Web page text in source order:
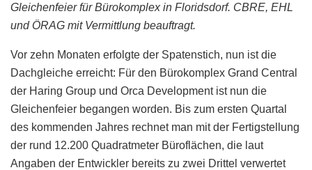
Gleichenfeier für Bürokomplex in Floridsdorf. CBRE, EHL
und ÖRAG mit Vermittlung beauftragt.
Vor zehn Monaten erfolgte der Spatenstich, nun ist die
Dachgleiche erreicht: Für den Bürokomplex Grand Central
der Haring Group und Orca Development ist nun die
Gleichenfeier begangen worden. Bis zum ersten Quartal
des kommenden Jahres rechnet man mit der Fertigstellung
der rund 12.200 Quadratmeter Büroflächen, die laut
Angaben der Entwickler bereits zu zwei Drittel verwertet